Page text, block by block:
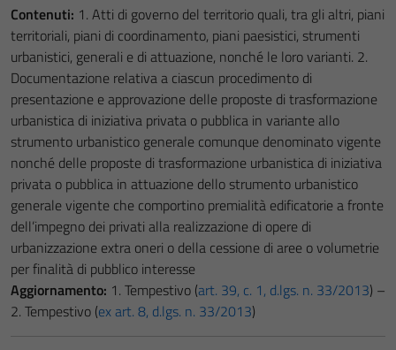
Contenuti: 1. Atti di governo del territorio quali, tra gli altri, piani
territoriali, piani di coordinamento, piani paesistici, strumenti
urbanistici, generali e di attuazione, nonché le loro varianti. 2.
Documentazione relativa a ciascun procedimento di
presentazione e approvazione delle proposte di trasformazione
urbanistica di iniziativa privata o pubblica in variante allo
strumento urbanistico generale comunque denominato vigente
nonché delle proposte di trasformazione urbanistica di iniziativa
privata o pubblica in attuazione dello strumento urbanistico
generale vigente che comportino premialità edificatorie a fronte
dell’impegno dei privati alla realizzazione di opere di
urbanizzazione extra oneri o della cessione di aree o volumetrie
per finalità di pubblico interesse
Aggiornamento: 1. Tempestivo (art. 39, c. 1, d.lgs. n. 33/2013) –
2. Tempestivo (ex art. 8, d.lgs. n. 33/2013)